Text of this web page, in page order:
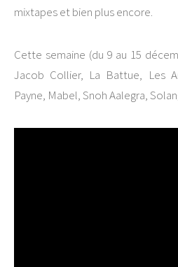
mixtapes et bien plus encore.
Cette semaine (du 9 au 15
Jacob Collier, La Battue, Les
Payne, Mabel, Snoh Aalegra,